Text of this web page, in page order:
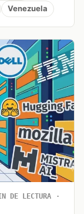
Venezuela
DE LECTURA